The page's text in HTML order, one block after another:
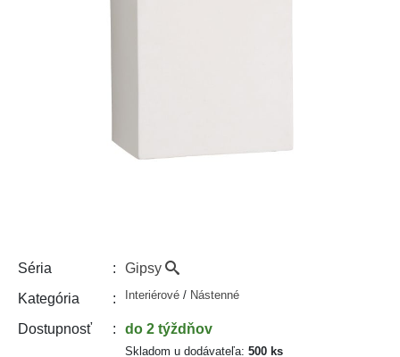
Séria Gipsy
Kategória Interiérové / Nástenné
Dostupnosť do 2 týždňov
Skladom u dodávateľa: 500 ks